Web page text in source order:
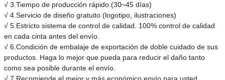
√ 3.Tiempo de producción rápido.(30~45 días)
√ 4.Servicio de diseño gratuito (logotipo, ilustraciones)
√ 5.Estricto sistema de control de calidad. 100% control de calidad
en cada cinta antes del envío.
√ 6.Condición de embalaje de exportación de doble cuidado de sus
productos. Haga lo mejor que pueda para reducir el daño tanto
como sea posible durante el envío.